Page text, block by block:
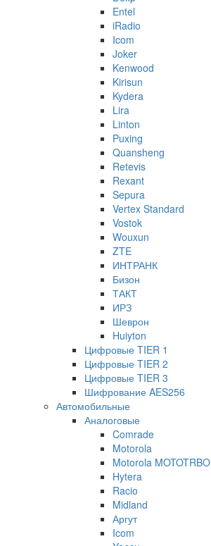
Entel
iRadio
Icom
Joker
Kenwood
Kirisun
Kydera
Lira
Linton
Puxing
Quansheng
Retevis
Rexant
Sepura
Vertex Standard
Vostok
Wouxun
ZTE
ИНТРАНК
Бизон
ТАКТ
ИРЗ
Шеврон
Huiyton
Цифровые TIER 1
Цифровые TIER 2
Цифровые TIER 3
Шифрование AES256
Автомобильные
Аналоговые
Comrade
Motorola
Motorola MOTOTRBO
Hytera
Racio
Midland
Аргут
Icom